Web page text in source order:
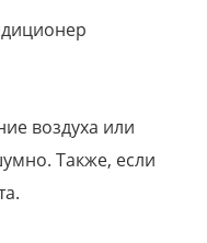
воздуха или
Также, если